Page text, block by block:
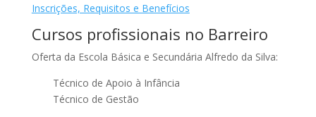
Inscrições, Requisitos e Benefícios
Cursos profissionais no Barreiro
Oferta da Escola Básica e Secundária Alfredo da Silva:
Técnico de Apoio à Infância
Técnico de Gestão